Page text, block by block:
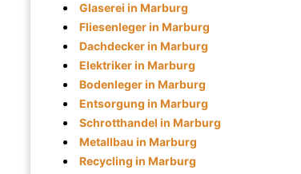
Glaserei in Marburg
Fliesenleger in Marburg
Dachdecker in Marburg
Elektriker in Marburg
Bodenleger in Marburg
Entsorgung in Marburg
Schrotthandel in Marburg
Metallbau in Marburg
Recycling in Marburg